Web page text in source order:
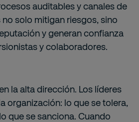
auditables y canales de
solo mitigan riesgos, sino
y generan confianza
y colaboradores.
la alta dirección. Los líderes
organización: lo que se tolera,
que se sanciona. Cuando